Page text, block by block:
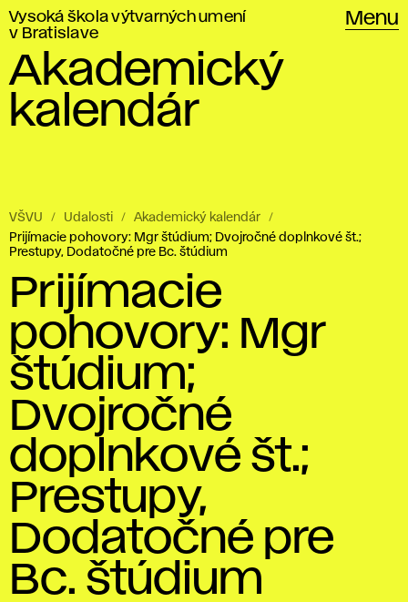
Vysoká škola výtvarných umení
v Bratislave
Menu
Akademický
kalendár
VŠVU Udalosti
Akademický kalendár
Prijímacie pohovory: Mgr štúdium; Dvojročné doplnkové št.;
Prestupy, Dodatočné pre Bc. štúdium
Prijímacie
pohovory: Mgr
štúdium;
Dvojročné
doplnkové št.;
Prestupy,
Dodatočné pre
Bc. štúdium